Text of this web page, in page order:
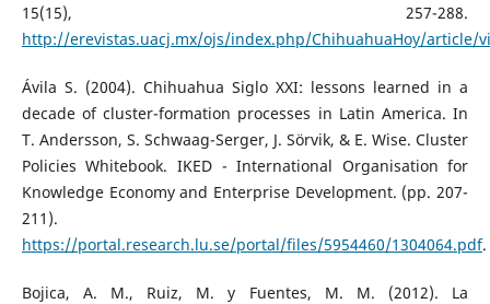
15(15), 257-288.
http://erevistas.uacj.mx/ojs/index.php/ChihuahuaHoy/article/
Ávila S. (2004). Chihuahua Siglo XXI: lessons learned in a
decade of cluster-formation processes in Latin America. In
T. Andersson, S. Schwaag-Serger, J. Sörvik, & E. Wise. Cluster
Policies Whitebook. IKED - International Organisation for
Knowledge Economy and Enterprise Development. (pp. 207-
211).
https://portal.research.lu.se/portal/files/5954460/1304064.pdf.
Bojica, A. M., Ruiz, M. y Fuentes, M. M. (2012). La